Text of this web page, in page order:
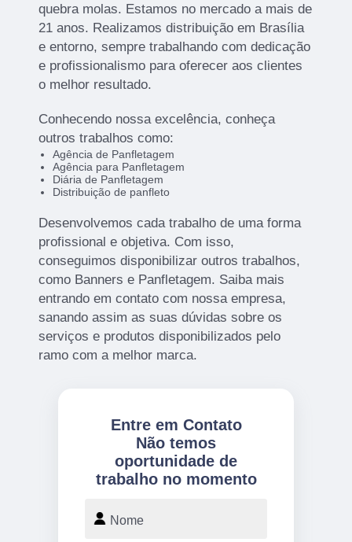
quebra molas. Estamos no mercado a mais de
21 anos. Realizamos distribuição em Brasília
e entorno, sempre trabalhando com dedicação
e profissionalismo para oferecer aos clientes
o melhor resultado.
Conhecendo nossa excelência, conheça
outros trabalhos como:
Agência de Panfletagem
Agência para Panfletagem
Diária de Panfletagem
Distribuição de panfleto
Desenvolvemos cada trabalho de uma forma
profissional e objetiva. Com isso,
conseguimos disponibilizar outros trabalhos,
como Banners e Panfletagem. Saiba mais
entrando em contato com nossa empresa,
sanando assim as suas dúvidas sobre os
serviços e produtos disponibilizados pelo
ramo com a melhor marca.
Entre em Contato
Não temos
oportunidade de
trabalho no momento